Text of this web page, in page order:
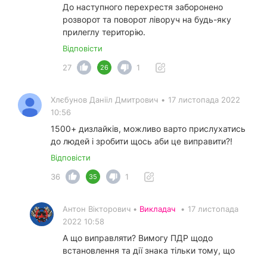
До наступного перехрестя заборонено
розворот та поворот ліворуч на будь-яку
прилеглу територію.
Відповісти
27
26 1
Хлєбунов Данііл Дмитрович • 17 листопада 2022
10:56
1500+ дизлайків, можливо варто прислухатись
до людей і зробити щось аби це виправити?!
Відповісти
36
35 1
Антон Вікторович • Викладач • 17 листопада
2022 10:58
А що виправляти? Вимогу ПДР щодо
встановлення та дії знака тільки тому, що